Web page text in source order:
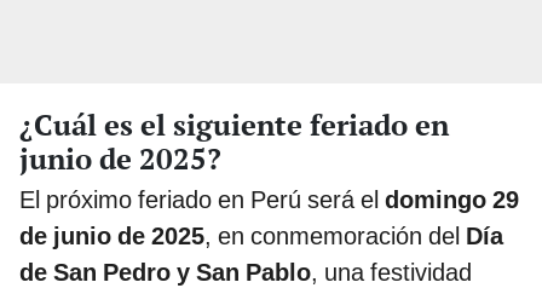
¿Cuál es el siguiente feriado en
junio de 2025?
El próximo feriado en Perú será el domingo 29
de junio de 2025, en conmemoración del Día
de San Pedro y San Pablo, una festividad